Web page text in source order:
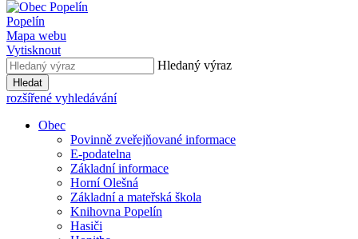
Popelín
Mapa webu
Vytisknout
Hledaný výraz
Hledat
rozšířené vyhledávání
Obec
Povinně zveřejňované informace
E-podatelna
Základní informace
Horní Olešná
Základní a mateřská škola
Knihovna Popelín
Hasiči